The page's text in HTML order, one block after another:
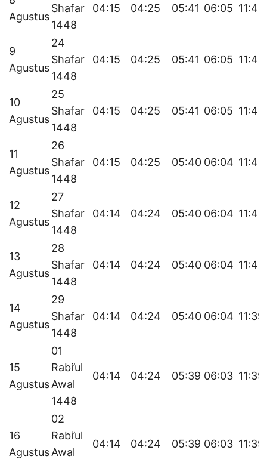
Agustus
Shafar
1448
04:15 04:25 05:41 06:05 11:40
9
Agustus
24
Shafar
1448
04:15 04:25 05:41 06:05 11:40
10
Agustus
25
Shafar
1448
04:15 04:25 05:41 06:05 11:40
11
Agustus
26
Shafar
1448
04:15 04:25 05:40 06:04 11:40
12
Agustus
27
Shafar
1448
04:14 04:24 05:40 06:04 11:40
13
Agustus
28
Shafar
1448
04:14 04:24 05:40 06:04 11:40
14
Agustus
29
Shafar
1448
04:14 04:24 05:40 06:04 11:39
15
Agustus
01
Rabi’ul
Awal
1448
04:14 04:24 05:39 06:03 11:39
16
Agustus
02
Rabi’ul
Awal
04:14 04:24 05:39 06:03 11:39